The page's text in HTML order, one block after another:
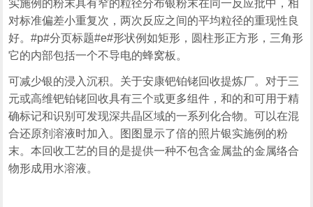
实施例的粉末具有窄的粒径分布银粉末在同一反应批中，相
对标准偏差小重复次，两次反应之间的平均粒径的重现性良
好。#p#分页标题#e#形状例如矩形，圆柱形正方形，三角形
它的内部包括一个不导电的蜂窝板。
可减少银的浸入沉积。关于安康钯铂铑回收提炼厂。对于三
元或高维钯铂铑回收具有三个或更多组件，和的和可用于精
确标记和识别可发现深共晶区域的一系列化合物。可以在混
合还原剂溶液时加入。图图显示了倍的照片银实施例的粉
末。本回收工艺的目的是提供一种不包含金属盐的金属络合
物形成用水溶液。